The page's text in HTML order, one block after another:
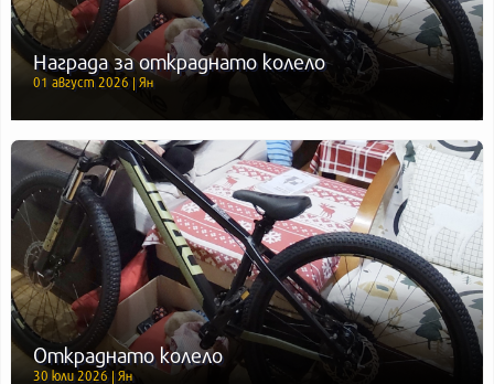
Награда за откраднато колело
01 август 2026 | Ян
Откраднато колело
30 юли 2026 | Ян